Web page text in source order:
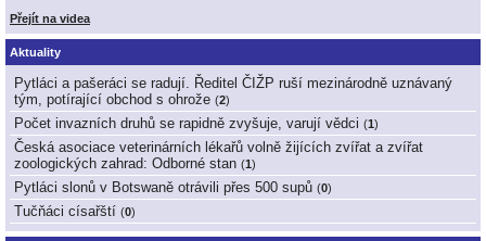
Přejít na videa
Aktuality
Pytláci a pašeráci se radují. Ředitel ČIŽP ruší mezinárodně uznávaný
tým, potírající obchod s ohrože (2)
Počet invazních druhů se rapidně zvyšuje, varují vědci (1 )
Česká asociace veterinárních lékařů volně žijících zvířat a zvířat
zoologických zahrad: Odborné stan (1 )
Pytláci slonů v Botswaně otrávili přes 500 supů (0)
Tučňáci císařští (0)